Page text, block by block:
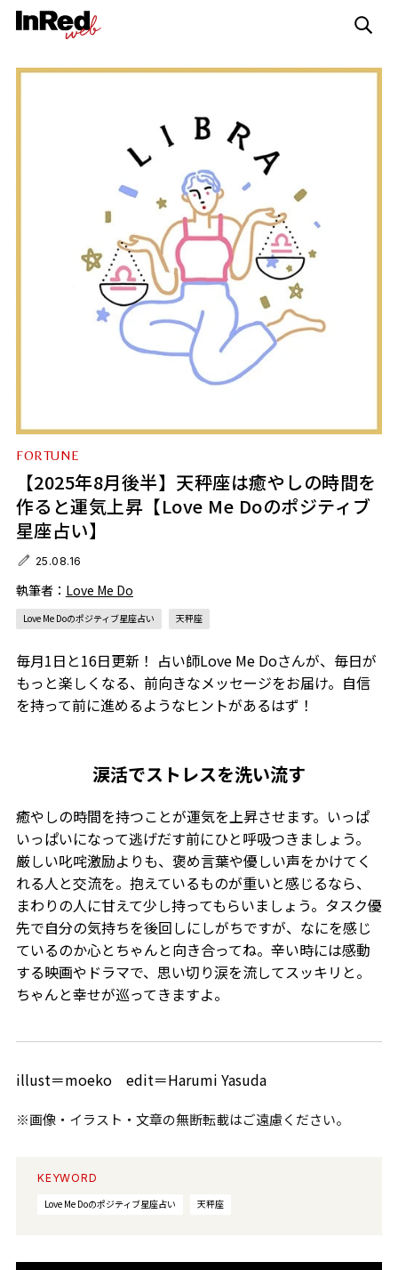
FORTUNE
【2025年8月後半】天秤座は癒やしの時間を
作ると運気上昇【Love Me Doのポジティブ
星座占い】
25.08.16
執筆者： Love Me Do
Love Me Doのポジティブ星座占い 天秤座
毎月1日と16日更新！ 占い師Love Me Doさんが、毎日が
もっと楽しくなる、前向きなメッセージをお届け。自信
を持って前に進めるようなヒントがあるはず！
涙活でストレスを洗い流す
癒やしの時間を持つことが運気を上昇させます。いっぱ
いっぱいになって逃げだす前にひと呼吸つきましょう。
厳しい叱咤激励よりも、褒め言葉や優しい声をかけてく
れる人と交流を。抱えているものが重いと感じるなら、
まわりの人に甘えて少し持ってもらいましょう。タスク優
先で自分の気持ちを後回しにしがちですが、なにを感じ
ているのか心とちゃんと向き合ってね。辛い時には感動
する映画やドラマで、思い切り涙を流してスッキリと。
ちゃんと幸せが巡ってきますよ。
illust＝moeko edit＝Harumi Yasuda
※画像・イラスト・文章の無断転載はご遠慮ください。
KEYWORD
Love Me Doのポジティブ星座占い
天秤座